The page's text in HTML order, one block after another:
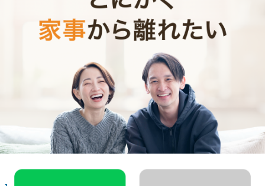
ます。
お掃除代行のサービス内容
お掃除代行のサービス料金
ご利用者インタビュー
Customer Interview